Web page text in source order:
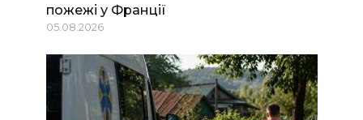
пожежі у Франції
05.08.2026